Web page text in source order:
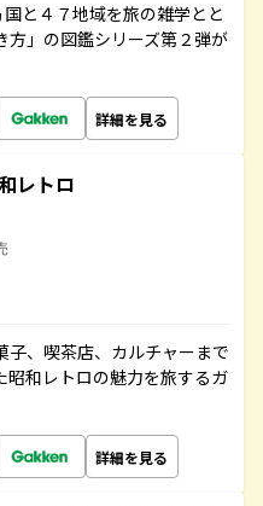
と４７地域を旅の雑学とと
方」の図鑑シリーズ第２弾が
詳細を見る
レトロ
、喫茶店、カルチャーまで
和レトロの魅力を旅するガ
詳細を見る